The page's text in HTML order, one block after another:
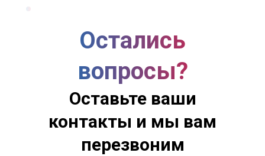
Остались
вопросы?
Оставьте ваши
контакты и мы вам
перезвоним